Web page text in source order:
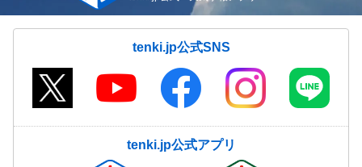
tenki.jp公式SNS
tenki.jp公式アプリ